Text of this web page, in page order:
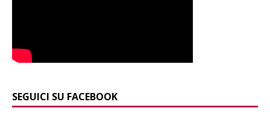
SEGUICI SU FACEBOOK